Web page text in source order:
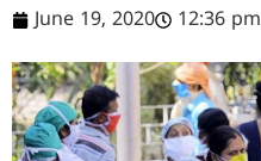
June 19, 2020 12:36 pm